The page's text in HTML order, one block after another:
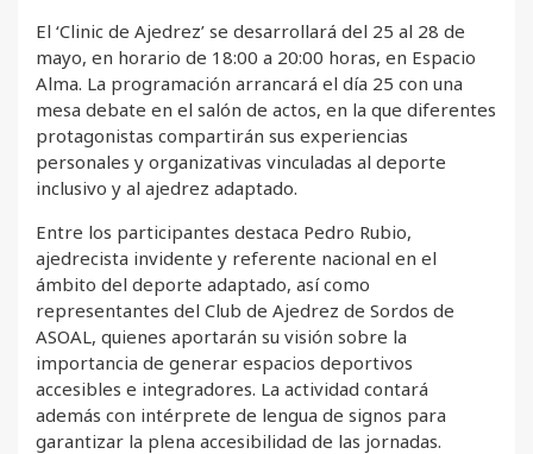
El ‘Clinic de Ajedrez’ se desarrollará del 25 al 28 de
mayo, en horario de 18:00 a 20:00 horas, en Espacio
Alma. La programación arrancará el día 25 con una
mesa debate en el salón de actos, en la que diferentes
protagonistas compartirán sus experiencias
personales y organizativas vinculadas al deporte
inclusivo y al ajedrez adaptado.
Entre los participantes destaca Pedro Rubio,
ajedrecista invidente y referente nacional en el
ámbito del deporte adaptado, así como
representantes del Club de Ajedrez de Sordos de
ASOAL, quienes aportarán su visión sobre la
importancia de generar espacios deportivos
accesibles e integradores. La actividad contará
además con intérprete de lengua de signos para
garantizar la plena accesibilidad de las jornadas.